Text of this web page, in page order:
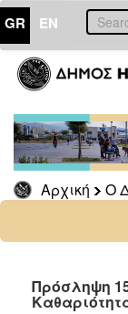
GR EN
Αρχική Ο
ΔΗΜΟΣ
Δελτία
Τύπου
Αρχείο
Πρόσληψη